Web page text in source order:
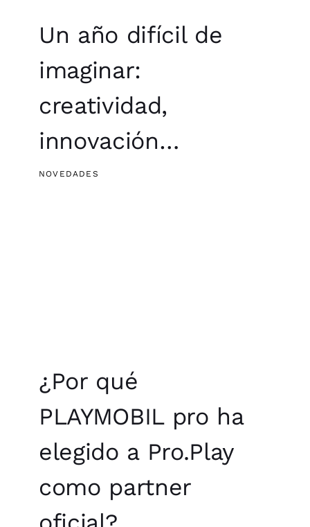
Un año difícil de
imaginar:
creatividad,
innovación…
NOVEDADES
¿Por qué
PLAYMOBIL pro ha
elegido a Pro.Play
como partner